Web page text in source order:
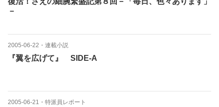
－
2005-06-22 ・ 連載小説
『翼を広げて』 SIDE-A
2005-06-21 ・ 特派員レポート